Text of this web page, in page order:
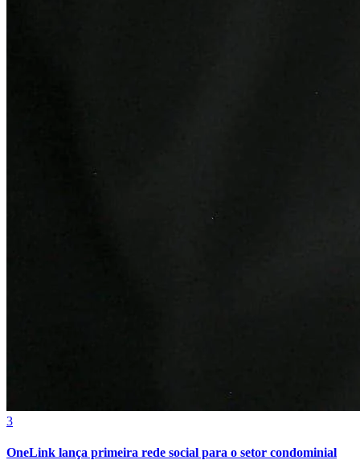
3
OneLink lança primeira rede social para o setor condominial